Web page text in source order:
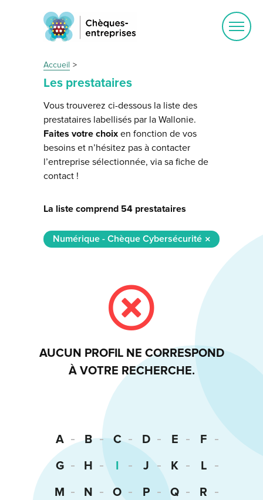
Accueil
Les prestataires
Vous trouverez ci-dessous la liste des
prestataires labellisés par la Wallonie.
Faites votre choix en fonction de vos
besoins et n’hésitez pas à contacter
l’entreprise sélectionnée, via sa fiche de
contact !
La liste comprend 54 prestataires
Numérique - Chèque Cybersécurité
AUCUN PROFIL NE CORRESPOND
À VOTRE RECHERCHE.
A B C D E
F
G
H I J K
L
M
N O P Q
R
Ouvrir
le